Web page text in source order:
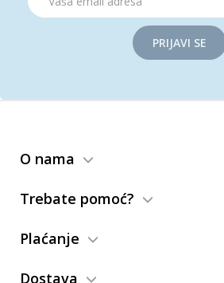
PRIJAVI SE
O nama
Trebate pomoć?
Plaćanje
Dostava